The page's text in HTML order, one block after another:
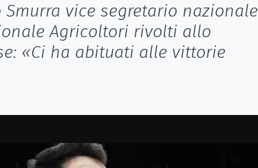
vice segretario nazionale
Agricoltori rivolti allo
«Ci ha abituati alle vittorie